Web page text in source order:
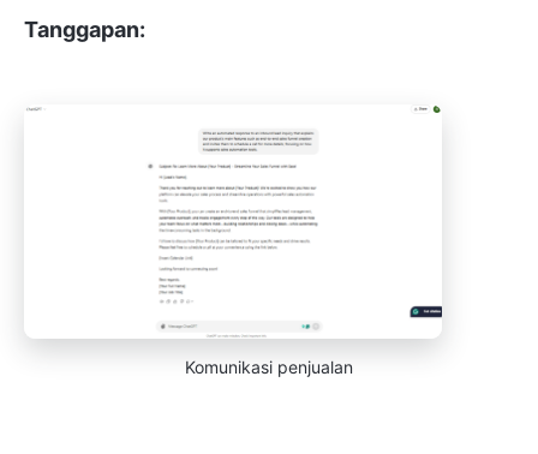
Tanggapan:
Komunikasi penjualan